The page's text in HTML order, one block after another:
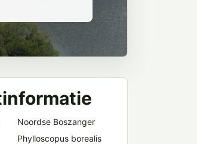
Noordse Boszanger
Phylloscopus borealis